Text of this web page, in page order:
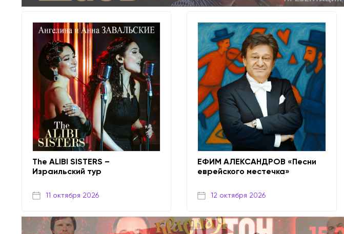
The ALIBI SISTERS –
Израильский тур
11 октября 2026
ЕФИМ АЛЕКСАНДРОВ «Песни
еврейского местечка»
12 октября 2026